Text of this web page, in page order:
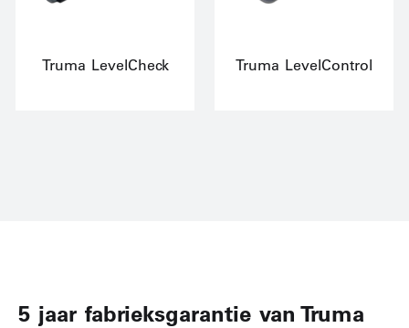
Truma LevelCheck Truma LevelControl
5 jaar fabrieksgarantie van Truma